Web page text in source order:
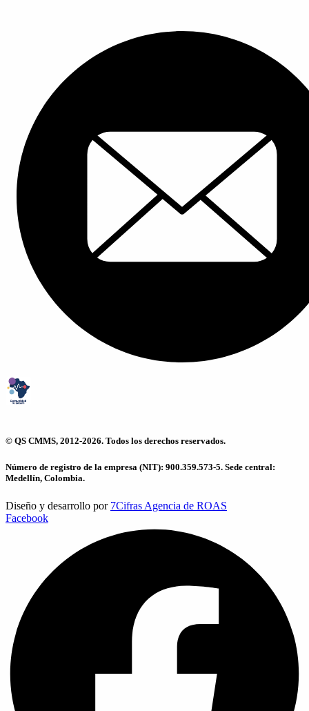
© QS CMMS, 2012-2026. Todos los derechos reservados.
Número de registro de la empresa (NIT): 900.359.573-5. Sede central:
Medellín, Colombia.
Diseño y desarrollo por 7Cifras Agencia de ROAS
Facebook